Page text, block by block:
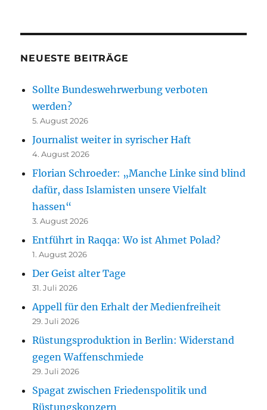
NEUESTE BEITRÄGE
Sollte Bundeswehrwerbung verboten
werden?
5. August 2026
Journalist weiter in syrischer Haft
4. August 2026
Florian Schroeder: „Manche Linke sind blind
dafür, dass Islamisten unsere Vielfalt
hassen“
3. August 2026
Entführt in Raqqa: Wo ist Ahmet Polad?
1. August 2026
Der Geist alter Tage
31. Juli 2026
Appell für den Erhalt der Medienfreiheit
29. Juli 2026
Rüstungsproduktion in Berlin: Widerstand
gegen Waffenschmiede
29. Juli 2026
Spagat zwischen Friedenspolitik und
Rüstungskonzern